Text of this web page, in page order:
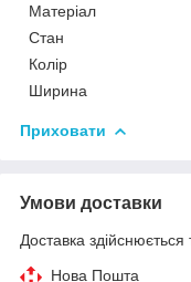
Матеріал
Стан
Колір
Ширина
Приховати
Умови доставки
Доставка здійснюється
Нова Пошта